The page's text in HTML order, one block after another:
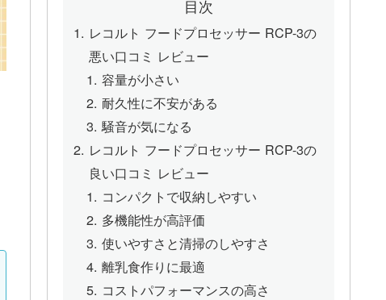
目次
レコルト フードプロセッサー RCP-3の
悪い口コミ レビュー
容量が小さい
耐久性に不安がある
騒音が気になる
レコルト フードプロセッサー RCP-3の
良い口コミ レビュー
コンパクトで収納しやすい
多機能性が高評価
使いやすさと清掃のしやすさ
離乳食作りに最適
コストパフォーマンスの高さ